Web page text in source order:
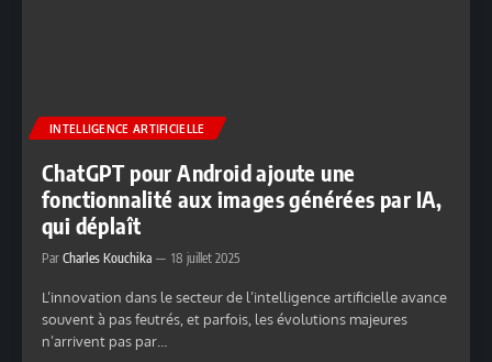
INTELLIGENCE ARTIFICIELLE
ChatGPT pour Android ajoute une
fonctionnalité aux images générées par IA,
qui déplaît
Par Charles Kouchika 18 juillet 2025
L’innovation dans le secteur de l’intelligence artificielle avance
souvent à pas feutrés, et parfois, les évolutions majeures
n’arrivent pas par…